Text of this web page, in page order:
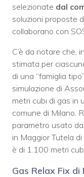
selezionate dal
soluzioni proposte
collaborano con
C’è da notare che,
stimata per
di una “famiglia
simulazione di
metri cubi di gas in
comune di Milano.
parametro usato
in Maggior Tutela di
è di 1.100 metri
Gas Relax Fix di